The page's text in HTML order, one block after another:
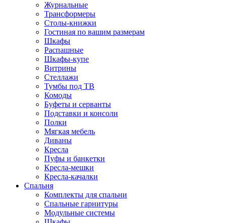
Журнальные
Трансформеры
Столы-книжки
Гостиная по вашим размерам
Шкафы
Распашные
Шкафы-купе
Витрины
Стеллажи
Тумбы под ТВ
Комоды
Буфеты и серванты
Подставки и консоли
Полки
Мягкая мебель
Диваны
Кресла
Пуфы и банкетки
Кресла-мешки
Кресла-качалки
Спальня
Комплекты для спальни
Спальные гарнитуры
Модульные системы